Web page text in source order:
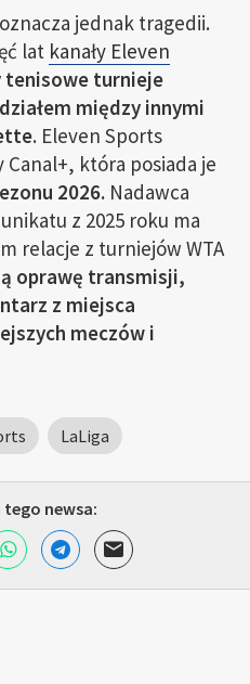
jednak tragedii.
lat kanały Eleven
tenisowe turnieje
między innymi
. Eleven Sports
która posiada je
2026. Nadawca
z 2025 roku ma
relacje z turniejów WTA
oprawę transmisji,
z miejsca
meczów i
LaLiga
newsa: